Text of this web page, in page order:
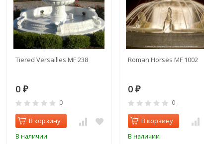
Tiered Versailles MF 238
0 ₽
0
В корзину
В наличии
Roman Horses MF 1002
0 ₽
0
В корзину
В наличии